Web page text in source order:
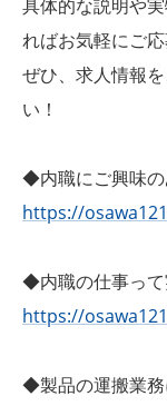
具体的な説明や
ればお気軽にご応
ぜひ、求人情報
い！
◆内職にご興味
https://
◆内職の仕事って
https://
◆製品の運搬業